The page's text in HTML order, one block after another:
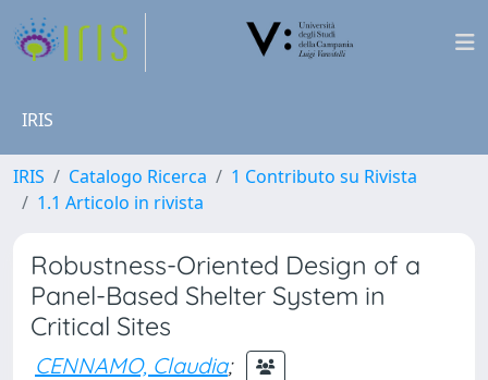
IRIS
IRIS Catalogo Ricerca
1 Contributo su Rivista
1.1 Articolo in rivista
Robustness-Oriented Design of a
Panel-Based Shelter System in
Critical Sites
CENNAMO, Claudia;